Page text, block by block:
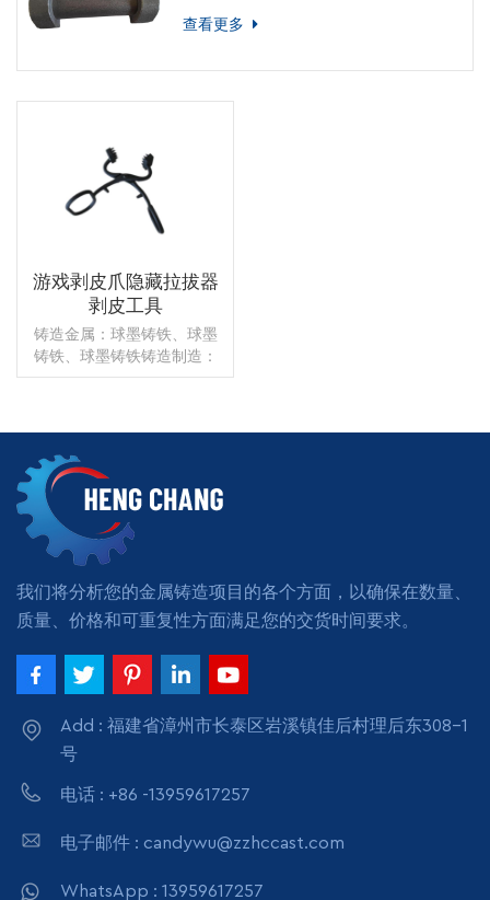
查看更多
游戏剥皮爪隐藏拉拔器
剥皮工具
铸造金属：球墨铸铁、球墨
铸铁、球墨铸铁铸造制造：
砂型铸造+攻丝重量：2公斤
我们将分析您的金属铸造项目的各个方面，以确保在数量、
质量、价格和可重复性方面满足您的交货时间要求。
Add : 福建省漳州市长泰区岩溪镇佳后村理后东308-1
号
电话 : +86 -13959617257
电子邮件 : candywu@zzhccast.com
WhatsApp : 13959617257